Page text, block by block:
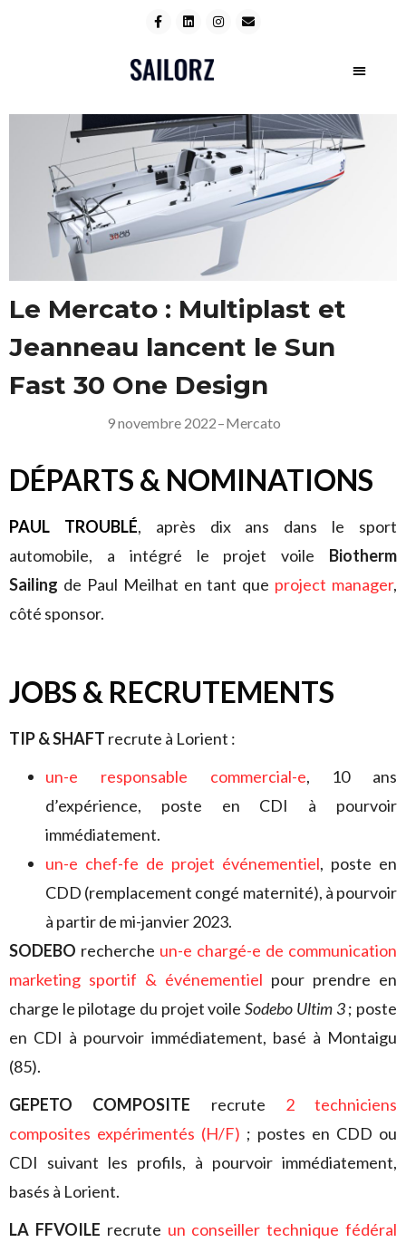
Le Mercato : Multiplast et
Jeanneau lancent le Sun
Fast 30 One Design
9 novembre 2022–Mercato
DÉPARTS & NOMINATIONS
PAUL TROUBLÉ, après dix ans dans le sport
automobile, a intégré le projet voile Biotherm
Sailing de Paul Meilhat en tant que project manager,
côté sponsor.
JOBS & RECRUTEMENTS
TIP & SHAFT recrute à Lorient :
un-e responsable commercial-e, 10 ans
d’expérience, poste en CDI à pourvoir
immédiatement.
un-e chef-fe de projet événementiel, poste en
CDD (remplacement congé maternité), à pourvoir
à partir de mi-janvier 2023.
SODEBO recherche un-e chargé-e de communication
marketing sportif & événementiel pour prendre en
charge le pilotage du projet voileSodebo Ultim 3; poste
en CDI à pourvoir immédiatement, basé à Montaigu
(85).
GEPETO COMPOSITE recrute 2 techniciens
composites expérimentés (H/F) ; postes en CDD ou
CDI suivant les profils, à pourvoir immédiatement,
basés à Lorient.
LA FFVOILE recrute un conseiller technique fédéral